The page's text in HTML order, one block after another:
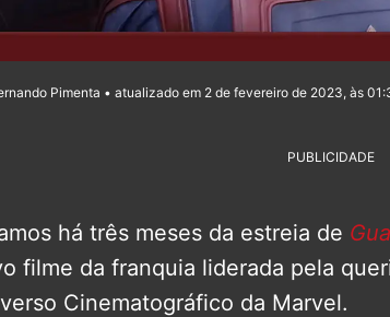
Pimenta • atualizado em 2 de fevereiro de 2023, às
PUBLICIDADE
há três meses da estreia de
filme da franquia liderada pela
Cinematográfico da Marvel.